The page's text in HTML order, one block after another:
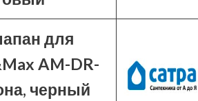
для
AM-DR-
черный